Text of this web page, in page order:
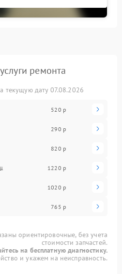
ремонта
текущую дату 07.08.2026
520 р
290 р
820 р
1220 р
1020 р
765 р
ориентировочные, без учета
стоимости запчастей.
на бесплатную диагностику.
и укажем на неисправность.